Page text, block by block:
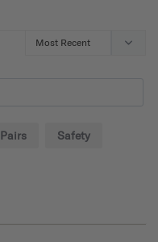
Pairs Safety